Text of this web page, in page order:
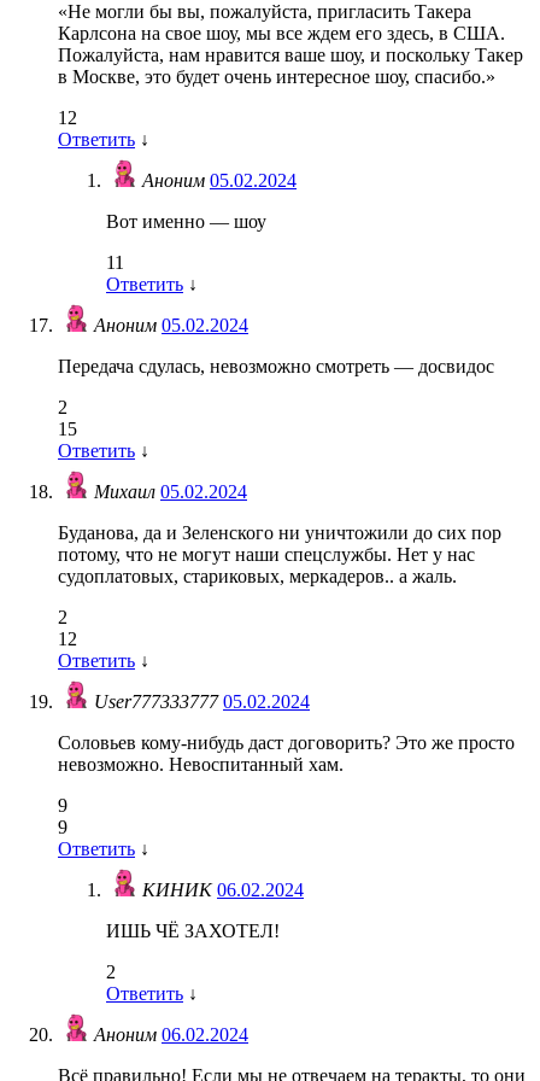
«Не могли бы вы, пожалуйста, пригласить Такера
Карлсона на свое шоу, мы все ждем его здесь, в США.
Пожалуйста, нам нравится ваше шоу, и поскольку Такер
в Москве, это будет очень интересное шоу, спасибо.»
12
Ответить ↓
Аноним 05.02.2024
Вот именно — шоу
11
Ответить ↓
Аноним 05.02.2024
Передача сдулась, невозможно смотреть — досвидос
2
15
Ответить ↓
Михаил 05.02.2024
Буданова, да и Зеленского ни уничтожили до сих пор
потому, что не могут наши спецслужбы. Нет у нас
судоплатовых, стариковых, меркадеров.. а жаль.
2
12
Ответить ↓
User77733377705.02.2024
Соловьев кому-нибудь даст договорить? Это же просто
невозможно. Невоспитанный хам.
9
9
Ответить ↓
КИНИК06.02.2024
ИШЬ ЧЁ ЗАХОТЕЛ!
2
Ответить ↓
Аноним 06.02.2024
Всё правильно! Если мы не отвечаем на теракты, то они